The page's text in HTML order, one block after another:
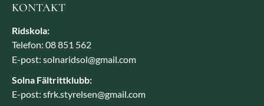
KONTAKT
Ridskola:
Telefon: 08 851 562
E-post: solnaridsol@gmail.com
Solna Fältrittklubb:
E-post: sfrk.styrelsen@gmail.com